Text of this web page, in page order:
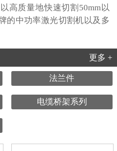
高质量地快速切割50mm以
的中功率激光切割机以及多
更多 +
法兰件
电缆桥架系列